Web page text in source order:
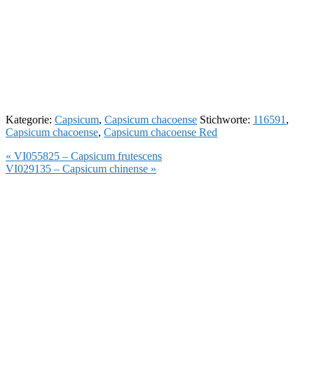
Kategorie: Capsicum, Capsicum chacoense Stichworte: 116591 ,
Capsicum chacoense, Capsicum chacoense Red
Vorheriger
Beitrag:
« VI055825 – Capsicum frutescens
Nächster
VI029135 – Capsicum chinense »